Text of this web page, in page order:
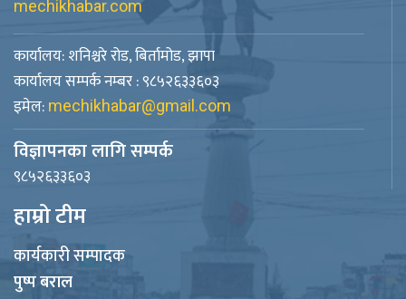
mechikhabar.com
कार्यालय: शनिश्चरे रोड, बिर्तामोड, झापा
कार्यालय सम्पर्क नम्बर : ९८५२६३३६०३
इमेल: mechikhabar@gmail.com
विज्ञापनका लागि सम्पर्क
९८५२६३३६०३
हाम्रो टीम
कार्यकारी सम्पादक
पुष्प बराल